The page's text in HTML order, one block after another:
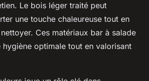
Le bois léger traité peut
une touche chaleureuse tout en
Ces matériaux bar à salade
hygiène optimale tout en valorisant